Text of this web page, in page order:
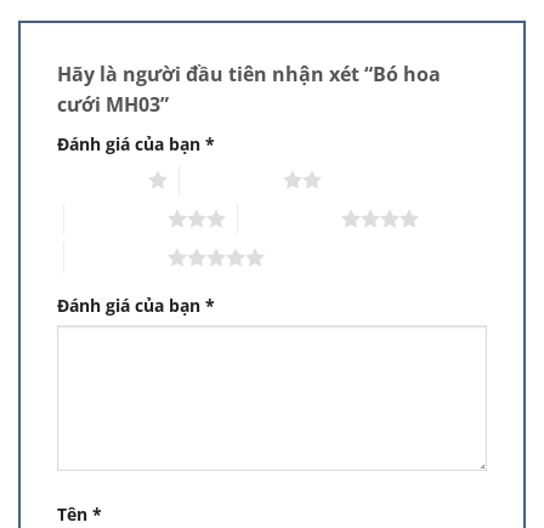
Hãy là người đầu tiên nhận xét “Bó hoa
cưới MH03”
Đánh giá của bạn *
Đánh giá của bạn *
Tên *